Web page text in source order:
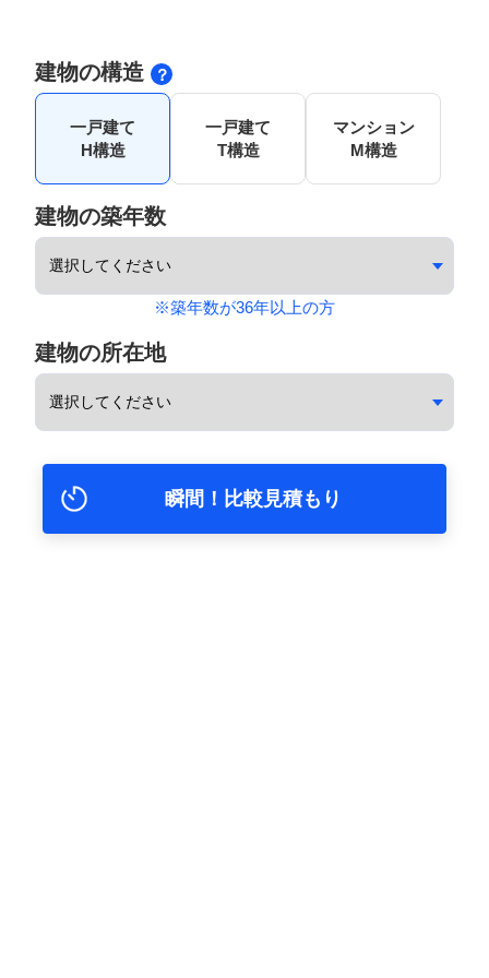
建物の構造
一戸建て
H構造
一戸建て
T構造
マンション
M構造
建物の築年数
※築年数が36年以上の方
建物の所在地
瞬間！比較見積もり